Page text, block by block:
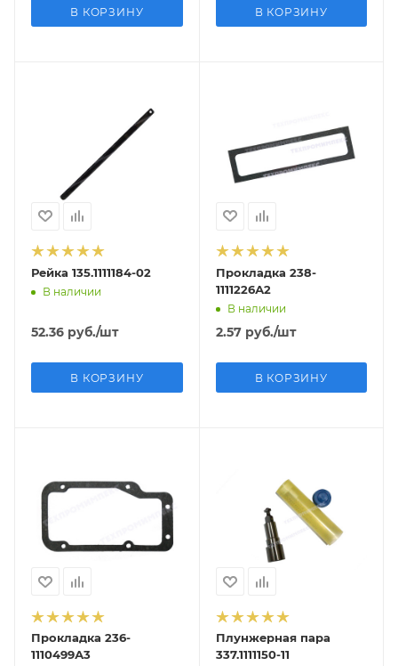
В КОРЗИНУ В КОРЗИНУ
Рейка 135.1111184-02
В наличии
52.36 руб./шт
В КОРЗИНУ
Прокладка 238-
1111226А2
В наличии
2.57руб./шт
В КОРЗИНУ
Прокладка 236-
1110499А3
Плунжерная пара
337.1111150-11